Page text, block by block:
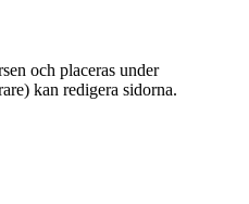
och placeras under
kan redigera sidorna.